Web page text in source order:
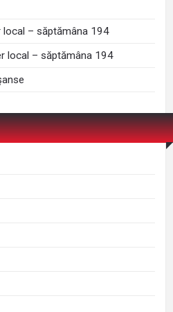
local – săptămâna 194
local – săptămâna 194